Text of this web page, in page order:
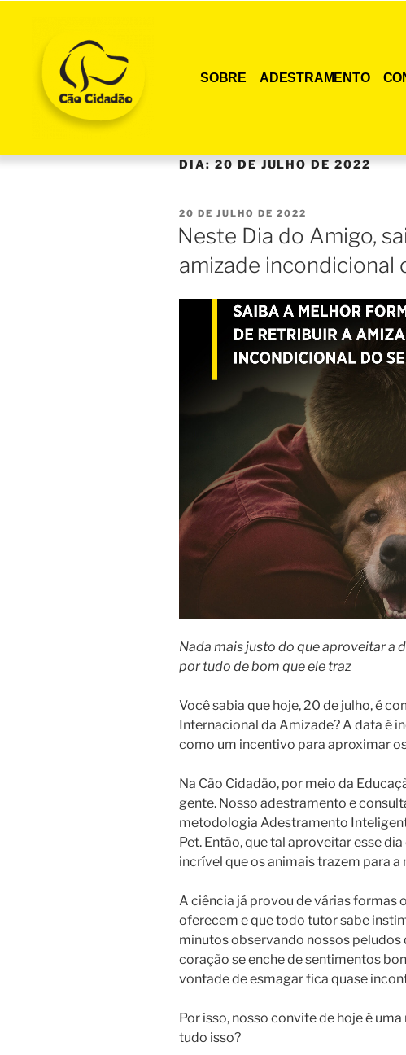
SOBRE ADESTRAMENTO
DIA:20 DE JULHO DE 2022
20 DE JULHO DE 2022
Neste Dia do Amigo,
amizade incondicional
Nada mais justo do que aproveitar a
por tudo de bom que ele traz
Você sabia que hoje, 20 de julho, é
Internacional da Amizade? A data é
como um incentivo para aproximar
Na Cão Cidadão, por meio da
gente. Nosso adestramento e
metodologia Adestramento
Pet. Então, que tal aproveitar esse
incrível que os animais trazem para a
A ciência já provou de várias formas
oferecem e que todo tutor sabe
minutos observando nossos
coração se enche de sentimentos
vontade de esmagar fica quase
Por isso, nosso convite de hoje é
tudo isso?